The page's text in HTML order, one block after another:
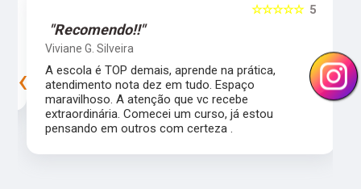
5
☆☆☆☆☆
"Recomendo!!"
Viviane G. Silveira
A escola é TOP demais, aprende na prática,
atendimento nota dez em tudo. Espaço
maravilhoso. A atenção que vc recebe
extraordinária. Comecei um curso, já estou
pensando em outros com certeza .
‹ ›